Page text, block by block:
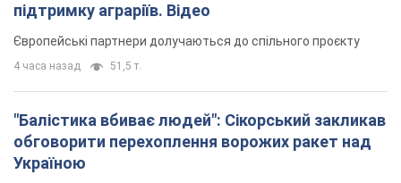
підтримку аграріїв. Відео
Європейські партнери долучаються до спільного проєкту
4 часа назад 51,5 т.
"Балістика вбиває людей": Сікорський закликав
обговорити перехоплення ворожих ракет над
Україною